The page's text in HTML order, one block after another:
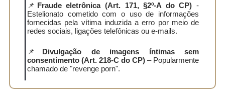
📌 Fraude eletrônica (Art. 171, §2º-A do CP) -
Estelionato cometido com o uso de informações
fornecidas pela vítima induzida a erro por meio de
redes sociais, ligações telefônicas ou e-mails.
📌 Divulgação de imagens íntimas sem
consentimento (Art. 218-C do CP) – Popularmente
chamado de "revenge porn".